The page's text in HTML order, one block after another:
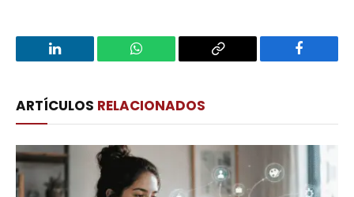
LinkedIn WhatsApp
Copy
Facebook
ARTÍCULOS RELACIONADOS